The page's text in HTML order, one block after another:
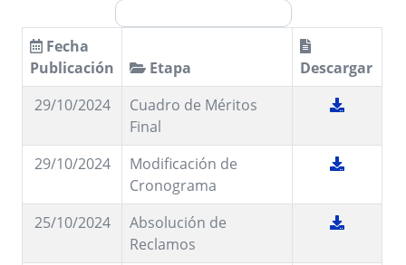
Fecha
Publicación
Etapa
Descargar
29/10/2024
Cuadro de Méritos
Final
29/10/2024
Modificación de
Cronograma
25/10/2024
Absolución de
Reclamos